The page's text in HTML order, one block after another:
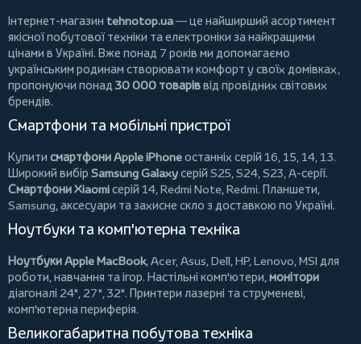
Інтернет-магазин tehnotop.ua— це найширший асортимент
якісної побутової техніки та електроніки за найкращими
цінами в Україні. Вже понад 7 років ми допомагаємо
українським родинам створювати комфорт у своїх домівках,
пропонуючи понад 30 000 товаріввід провідних світових
брендів.
Смартфони та мобільні пристрої
Купити смартфони Apple iPhoneостанніх серій 16, 15, 14, 13.
Широкий вибір Samsung Galaxyсерій S25, S24, S23, A-серії.
Смартфони Xiaomiсерій 14, Redmi Note, Redmi. Планшети,
Samsung, аксесуари тазахисне скло з доставкою по Україні.
Ноутбуки та комп'ютерна техніка
Ноутбуки Apple MacBook,Acer,Asus,Dell,HP,Lenovo,MSI для
роботи, навчання та ігор. Настільні комп'ютери,монітори
діагоналі 24", 27", 32". Принтери лазерні та струменеві,
комп'ютерна периферія.
Великогабаритна побутова техніка